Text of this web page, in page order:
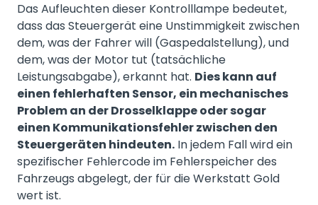
Das Aufleuchten dieser Kontrolllampe bedeutet,
dass das Steuergerät eine Unstimmigkeit zwischen
dem, was der Fahrer will (Gaspedalstellung), und
dem, was der Motor tut (tatsächliche
Leistungsabgabe), erkannt hat. Dies kann auf
einen fehlerhaften Sensor, ein mechanisches
Problem an der Drosselklappe oder sogar
einen Kommunikationsfehler zwischen den
Steuergeräten hindeuten. In jedem Fall wird ein
spezifischer Fehlercode im Fehlerspeicher des
Fahrzeugs abgelegt, der für die Werkstatt Gold
wert ist.